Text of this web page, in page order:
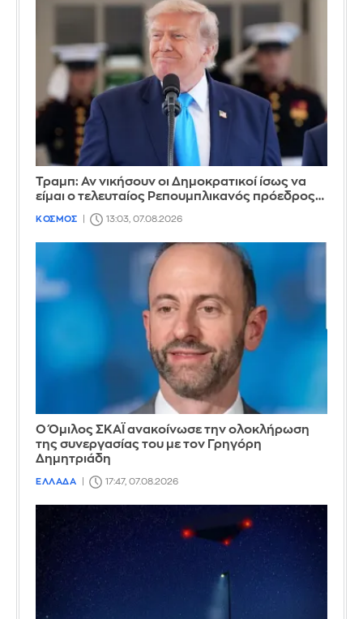
Τραμπ: Αν νικήσουν οι Δημοκρατικοί ίσως να
είμαι ο τελευταίος Ρεπουμπλικανός πρόεδρος…
ΚΟΣΜΟΣ 13:03, 07.08.2026
Ο Όμιλος ΣΚΑΪ ανακοίνωσε την ολοκλήρωση
της συνεργασίας του με τον Γρηγόρη
Δημητριάδη
ΕΛΛΑΔΑ 17:47, 07.08.2026